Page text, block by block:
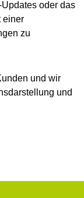
oder das
einer
zu
und wir
und